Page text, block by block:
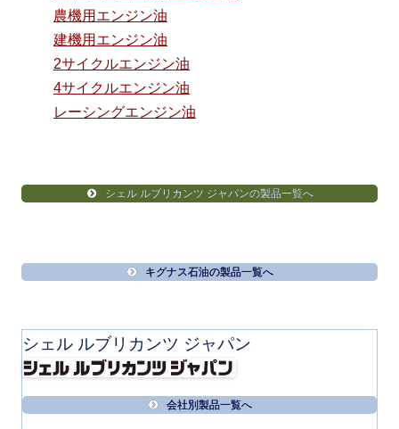
農機用エンジン油
建機用エンジン油
2サイクルエンジン油
4サイクルエンジン油
レーシングエンジン油
シェル ルブリカンツ ジャパンの製品一覧へ
キグナス石油の製品一覧へ
シェル ルブリカンツ ジャパン
会社別製品一覧へ